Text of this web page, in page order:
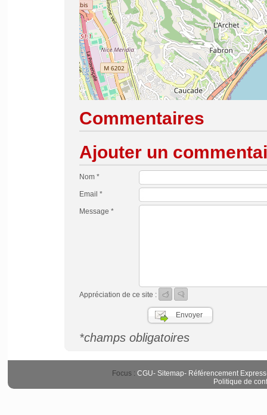
Commentaires
Ajouter un
Nom *
Email *
Message *
Appréciation de ce site :
*champs obligatoires
Focus : CGU- Sitemap- Référencement Express
Politique de